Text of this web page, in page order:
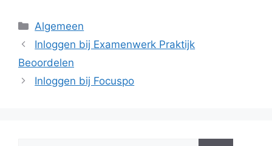
Categorieën
Algemeen
Inloggen bij Examenwerk Praktijk
Beoordelen
Inloggen bij Focuspo